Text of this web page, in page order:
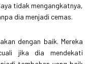
tidak mengangkatnya,
dia menjadi cemas.
dengan baik. Mereka
jika dia mendekati